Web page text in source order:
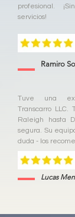
profesional.
servicios!
Ramiro
Tuve una
Transcarro LLC.
Raleigh hasta
segura. Su
duda - los
Lucas